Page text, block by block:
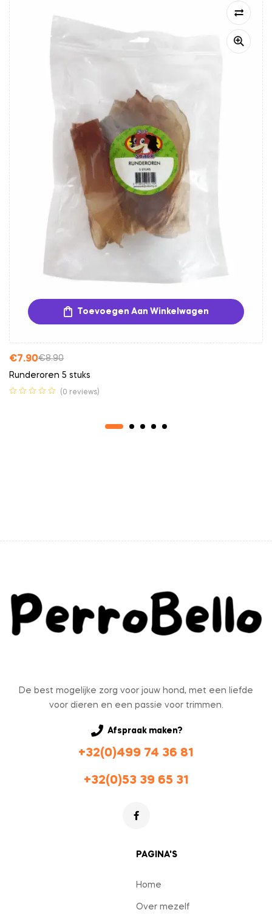
Toevoegen Aan Winkelwagen
€8.90
€7.90
Runderoren 5 stuks
(0 reviews)
De best mogelijke zorg voor jouw hond, met een liefde
voor dieren en een passie voor trimmen.
Afspraak maken?
+32(0)499 74 36 81
+32(0)53 39 65 31
PAGINA'S
Home
Over mezelf